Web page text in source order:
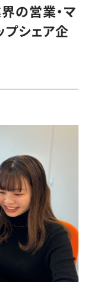
の営業・マ
シェア企